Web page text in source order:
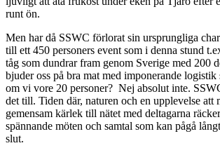
runt ön.
Men har då SSWC förlorat sin ursprungliga
till ett 450 personers event som i denna stund
tåg som dundrar fram genom Sverige med 200
bjuder oss på bra mat med imponerande logistik
om vi vore 20 personer? Nej absolut inte.
det till. Tiden där, naturen och en upplevelse att
gemensam kärlek till nätet med deltagarna
spännande möten och samtal som kan pågå
slut.